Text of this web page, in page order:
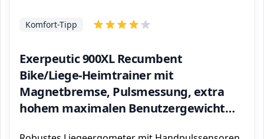
Exerpeutic 900XL Recumbent
Bike/Liege-Heimtrainer mit
Magnetbremse, Pulsmessung, extra
hohem maximalen Benutzergewicht
Komfort-Tipp